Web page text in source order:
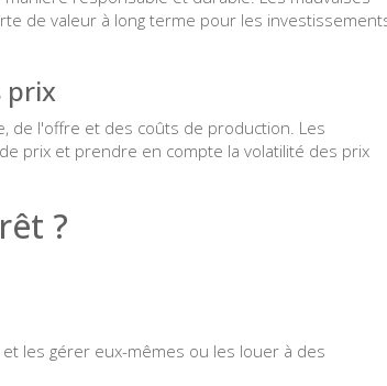
de valeur à long terme pour les
prix
de l'offre et des coûts de production. Les
prix et prendre en compte la volatilité des prix
?
les gérer eux-mêmes ou les louer à des